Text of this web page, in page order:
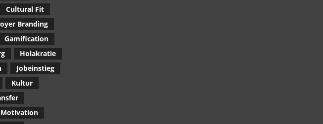
Cultural Fit
Branding
Gamification
Holakratie
Jobeinstieg
Kultur
Motivation